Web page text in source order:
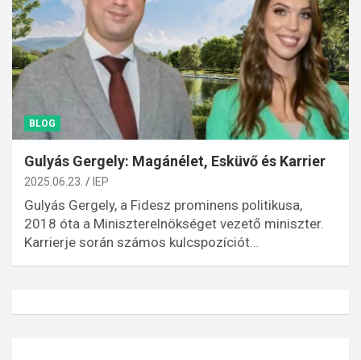
BLOG
Gulyás Gergely: Magánélet, Esküvő és Karrier
2025.06.23. IEP
Gulyás Gergely, a Fidesz prominens politikusa,
2018 óta a Miniszterelnökséget vezető miniszter.
Karrierje során számos kulcspozíciót…